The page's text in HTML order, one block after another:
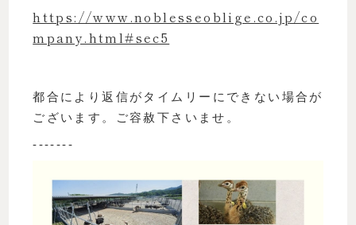
https://www.noblesseoblige.co.jp/co
mpany.html#sec5
都合により返信がタイムリーにできない場合が
ございます。ご容赦下さいませ。
-------